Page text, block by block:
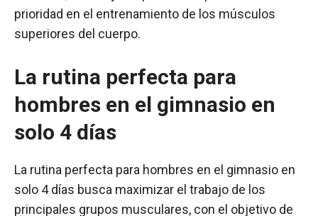
prioridad en el entrenamiento de los músculos
superiores del cuerpo.
La rutina perfecta para
hombres en el gimnasio en
solo 4 días
La rutina perfecta para hombres en el gimnasio en
solo 4 días busca maximizar el trabajo de los
principales grupos musculares, con el objetivo de